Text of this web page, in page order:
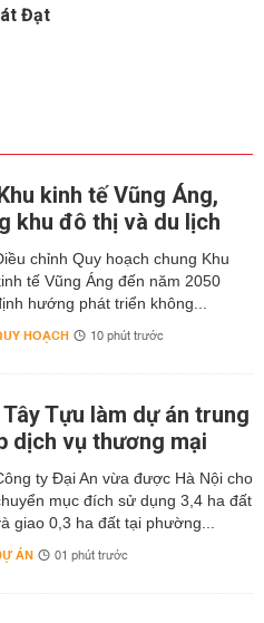
Đạt
kinh tế Vũng Áng,
khu đô thị và du lịch
chỉnh Quy hoạch chung Khu
tế Vũng Áng đến năm 2050
hướng phát triển không...
HOẠCH 10 phút trước
Tựu làm dự án trung
dịch vụ thương mại
ty Đại An vừa được Hà Nội cho
mục đích sử dụng 3,4 ha đất
giao 0,3 ha đất tại phường...
ÁN 01 phút trước